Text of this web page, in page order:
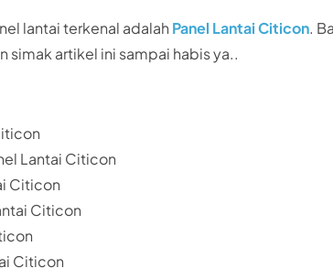
lantai terkenal adalah Panel Lantai Citicon.
simak artikel ini sampai habis ya..
Lantai Citicon
Citicon
Citicon
Citicon